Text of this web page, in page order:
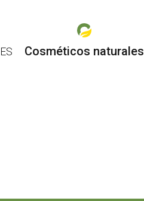
ES
Cosméticos naturales